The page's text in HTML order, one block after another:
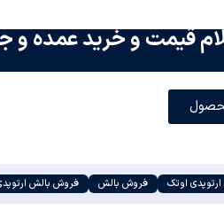
قیمت و خرید عمده و
اوتک فروش بالش فروش بالش